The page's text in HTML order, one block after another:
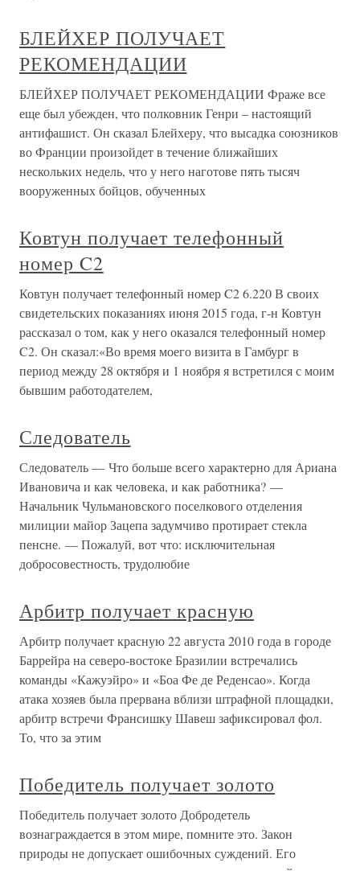
БЛЕЙХЕР ПОЛУЧАЕТ
РЕКОМЕНДАЦИИ
БЛЕЙХЕР ПОЛУЧАЕТ РЕКОМЕНДАЦИИ Фраже все
еще был убежден, что полковник Генри – настоящий
антифашист. Он сказал Блейхеру, что высадка союзников
во Франции произойдет в течение ближайших
нескольких недель, что у него наготове пять тысяч
вооруженных бойцов, обученных
Ковтун получает телефонный
номер C2
Ковтун получает телефонный номер C2 6.220 В своих
свидетельских показаниях июня 2015 года, г-н Ковтун
рассказал о том, как у него оказался телефонный номер
C2. Он сказал:«Во время моего визита в Гамбург в
период между 28 октября и 1 ноября я встретился с моим
бывшим работодателем,
Следователь
Следователь — Что больше всего характерно для Ариана
Ивановича и как человека, и как работника? —
Начальник Чульмановского поселкового отделения
милиции майор Зацепа задумчиво протирает стекла
пенсне. — Пожалуй, вот что: исключительная
добросовестность, трудолюбие
Арбитр получает красную
Арбитр получает красную 22 августа 2010 года в городе
Баррейра на северо-востоке Бразилии встречались
команды «Кажуэйро» и «Боа Фе де Реденсао». Когда
атака хозяев была прервана вблизи штрафной площадки,
арбитр встречи Франсишку Шавеш зафиксировал фол.
То, что за этим
Победитель получает золото
Победитель получает золото Добродетель
вознаграждается в этом мире, помните это. Закон
природы не допускает ошибочных суждений. Его